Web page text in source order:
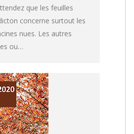
que les feuilles
concerne surtout les
nues. Les autres
ou…